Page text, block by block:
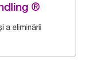
®
a eliminării